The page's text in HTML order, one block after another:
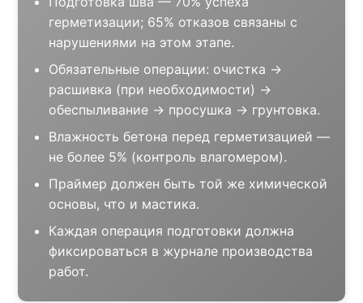
герметизации; 65% отказов связаны с
нарушениями на этом этапе.
Обязательные операции: очистка →
расшивка (при необходимости) →
обеспыливание → просушка → грунтовка.
Влажность бетона перед герметизацией —
не более 5% (контроль влагомером).
Праймер должен быть той же химической
основы, что и мастика.
Каждая операция подготовки должна
фиксироваться в журнале производства
работ.